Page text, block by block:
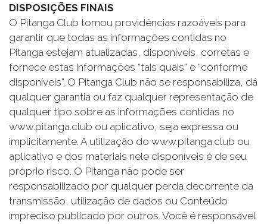
DISPOSIÇÕES FINAIS
O Pitanga Club tomou providências razoáveis para
garantir que todas as informações contidas no
Pitanga estejam atualizadas, disponíveis, corretas e
fornece estas informações “tais quais” e “conforme
disponíveis”. O Pitanga Club não se responsabiliza, dá
qualquer garantia ou faz qualquer representação de
qualquer tipo sobre as informações contidas no
www.pitanga.club ou aplicativo, seja expressa ou
implicitamente. A utilização do www.pitanga.club ou
aplicativo e dos materiais nele disponíveis é de seu
próprio risco. O Pitanga não pode ser
responsabilizado por qualquer perda decorrente da
transmissão, utilização de dados ou Conteúdo
impreciso publicado por outros. Você é responsável